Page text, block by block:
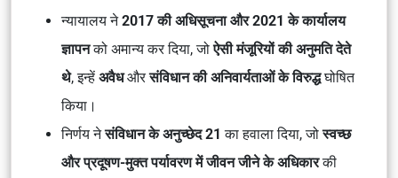
न्यायालय ने2017 की अधिसूचना और 2021 के कार्यालय
ज्ञापनको अमान्य कर दिया, जोऐसी मंजूरियों की अनुमति देते
थे, इन्हें अवैधऔरसंविधान की अनिवार्यताओं के विरुद्धघोषित
किया।
निर्णय नेसंविधान के अनुच्छेद 21 का हवाला दिया, जोस्वच्छ
और प्रदूषण-मुक्त पर्यावरण में जीवन जीने के अधिकारकी